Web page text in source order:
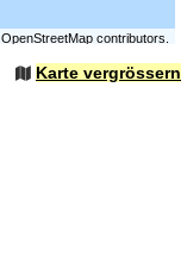
OpenStreetMapcontributors.
Karte vergrössern